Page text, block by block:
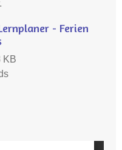
.
- Ferien
KB